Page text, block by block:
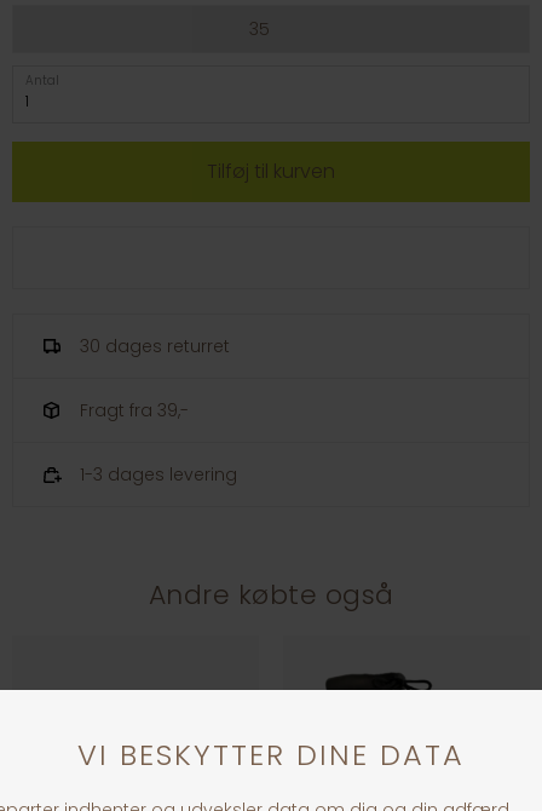
35
Antal
30 dages returret
Fragt fra 39,-
1-3 dages levering
Andre købte også